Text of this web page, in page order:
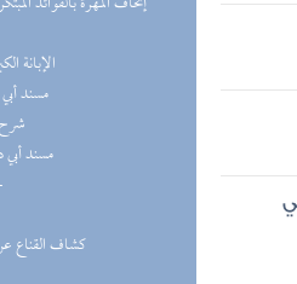
(1)
(1) مسند
(1)
(1) مسند
(1) كشاف القناع